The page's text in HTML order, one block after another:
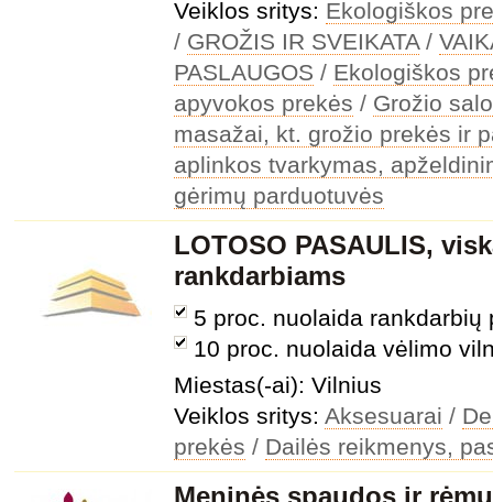
Veiklos sritys: Ekologiškos
/ GROŽIS IR SVEIKATA/
PASLAUGOS / Ekologiškos
apyvokos prekės / Grožio
masažai, kt. grožio prekės ir
aplinkos tvarkymas,
gėrimų parduotuvės
LOTOSO PASAULIS,
rankdarbiams
5 proc. nuolaida rankdarbių
10 proc. nuolaida vėlimo
Miestas(-ai): Vilnius
Veiklos sritys: Aksesuarai /
prekės / Dailės reikmenys,
Meninės spaudos ir